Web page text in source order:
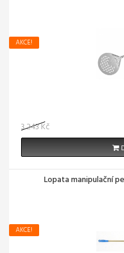
AKCE!
3 243 Kč
Lopata manipulační
AKCE!